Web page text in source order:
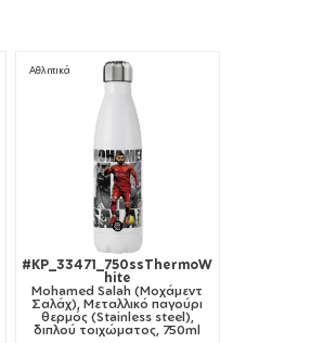
Αθλητικά
#KP_33471_750ssThermoW
hite
Mohamed Salah (Μοχάμεντ
Σαλάχ), Μεταλλικό παγούρι
θερμός (Stainless steel),
διπλού τοιχώματος, 750ml